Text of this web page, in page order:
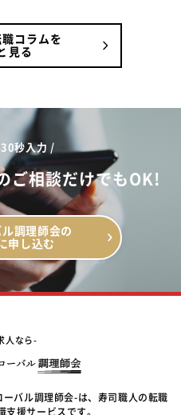
コラムを
見る
秒入力 /
ご相談だけでもOK!
調理師会の
申し込む
人なら-
バル調理師会-は、寿司職人の転職
支援サービスです。